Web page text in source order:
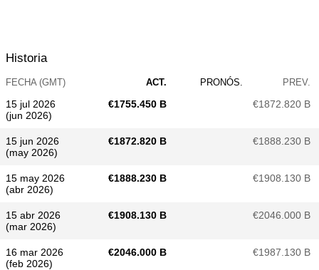
Historia
FECHA (GMT) ACT. PRONÓS. PREV.
15 jul 2026
(jun 2026)
€​1755.450 B €​1872.820 B
15 jun 2026
(may 2026)
€​1872.820 B €​1888.230 B
15 may 2026
(abr 2026)
€​1888.230 B €​1908.130 B
15 abr 2026
(mar 2026)
€​1908.130 B €​2046.000 B
16 mar 2026
(feb 2026)
€​2046.000 B €​1987.130 B